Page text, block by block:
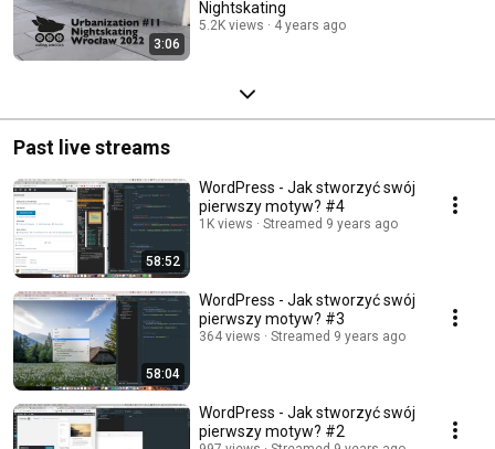
3:06
Nightskating
5.2K views 4 years ago
Past live streams
58:52
WordPress - Jak stworzyć swój
pierwszy motyw? #4
1K views Streamed 9 years ago
58:04
WordPress - Jak stworzyć swój
pierwszy motyw? #3
364 views Streamed 9 years ago
WordPress - Jak stworzyć swój
pierwszy motyw? #2